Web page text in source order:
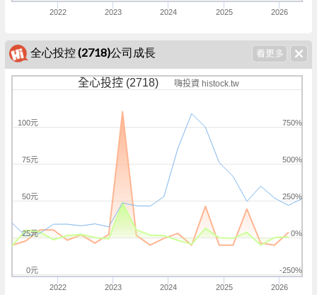
2022 2023 2024 2025 2026
全心投控 (2718)公司成長
全心投控 (2718) 嗨投資 histock.tw
2022 2023 2024 2025 2026
-250%
0%
250%
500%
750%
0元
25元
50元
75元
100元